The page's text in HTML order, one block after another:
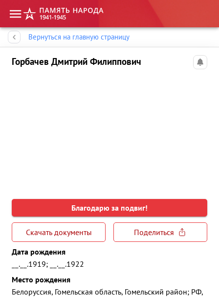
Вернуться на главную страницу
Горбачев Дмитрий Филиппович
Благодарю за подвиг!
Скачать документы
Поделиться
Дата рождения
__.__.1919; __.__.1922
Место рождения
Белоруссия, Гомельская область, Гомельский район; РФ,
Память народа